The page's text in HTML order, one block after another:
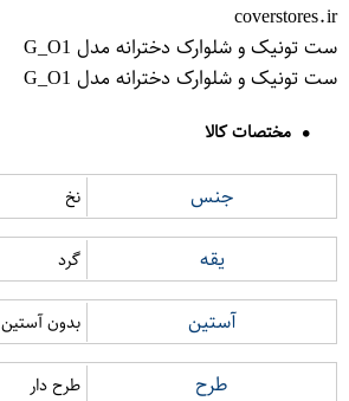
coverstores.ir
ست تونیک و شلوارک دخترانه مدل G_O1
ست تونیک و شلوارک دخترانه مدل G_O1
مختصات کالا
جنس نخ
یقه گرد
آستین بدون آستین
طرح طرح دار